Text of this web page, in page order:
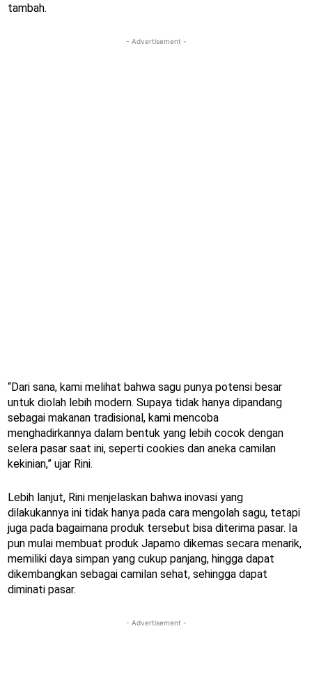
tambah.
- Advertisement -
“Dari sana, kami melihat bahwa sagu punya potensi besar
untuk diolah lebih modern. Supaya tidak hanya dipandang
sebagai makanan tradisional, kami mencoba
menghadirkannya dalam bentuk yang lebih cocok dengan
selera pasar saat ini, seperti cookies dan aneka camilan
kekinian,” ujar Rini.
Lebih lanjut, Rini menjelaskan bahwa inovasi yang
dilakukannya ini tidak hanya pada cara mengolah sagu, tetapi
juga pada bagaimana produk tersebut bisa diterima pasar. Ia
pun mulai membuat produk Japamo dikemas secara menarik,
memiliki daya simpan yang cukup panjang, hingga dapat
dikembangkan sebagai camilan sehat, sehingga dapat
diminati pasar.
- Advertisement -